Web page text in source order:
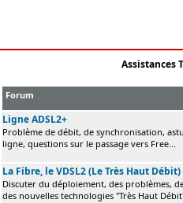
Assistances
Forum
Ligne ADSL2+
Problème de débit, de synchronisation,
ligne, questions sur le passage vers Free...
La Fibre, le VDSL2 (Le Très Haut Débit)
Discuter du déploiement, des problèmes,
des nouvelles technologies "Très Haut